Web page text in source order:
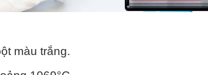
màu trắng.